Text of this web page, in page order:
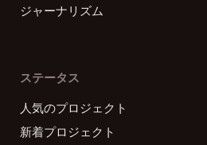
ジャーナリズム
ステータス
人気のプロジェクト
新着プロジェクト